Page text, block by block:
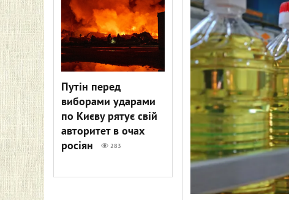
Путін перед
виборами ударами
по Києву рятує свій
авторитет в очах
росіян
283